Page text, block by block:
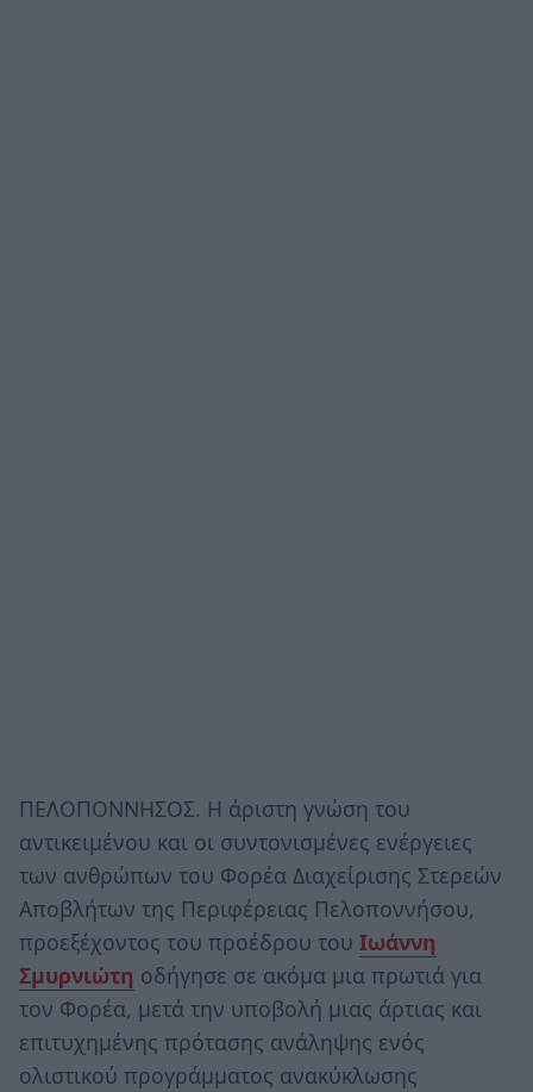
ΠΕΛΟΠΟΝΝΗΣΟΣ. Η άριστη γνώση του
αντικειμένου και οι συντονισμένες ενέργειες
των ανθρώπων του Φορέα Διαχείρισης Στερεών
Αποβλήτων της Περιφέρειας Πελοποννήσου,
προεξέχοντος του προέδρου του Ιωάννη
Σμυρνιώτη οδήγησε σε ακόμα μια πρωτιά για
τον Φορέα, μετά την υποβολή μιας άρτιας και
επιτυχημένης πρότασης ανάληψης ενός
ολιστικού προγράμματος ανακύκλωσης